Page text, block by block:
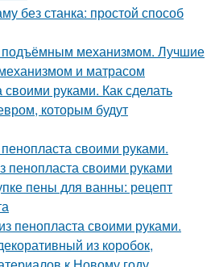
без станка: простой способ
подъёмным механизмом. Лучшие
и матрасом
руками. Как сделать
которым будут
своими руками.
пенопласта своими руками
пены для ванны: рецепт
пенопласта своими руками.
из коробок,